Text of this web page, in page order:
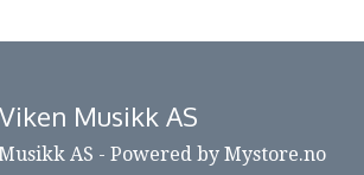
Viken Musikk AS
AS - Powered by Mystore.no